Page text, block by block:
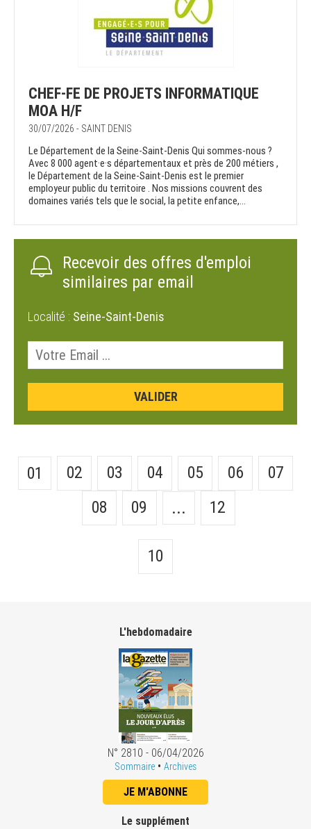
CHEF-FE DE PROJETS INFORMATIQUE
MOA H/F
30/07/2026 - SAINT DENIS
Le Département de la Seine-Saint-Denis Qui sommes-nous ?
Avec 8 000 agent·e·s départementaux et près de 200 métiers ,
le Département de la Seine-Saint-Denis est le premier
employeur public du territoire . Nos missions couvrent des
domaines variés tels que le social, la petite enfance,...
Recevoir des offres d'emploi
similaires par email
Localité : Seine-Saint-Denis
01 02 03 04 05 06
07
08
09 ... 12
10
L'hebdomadaire
N° 2810 - 06/04/2026
Sommaire • Archives
JE M'ABONNE
Le supplément